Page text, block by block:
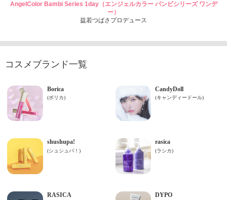
AngelColor Bambi Series 1day（エンジェルカラー バンビシリーズ ワンデ
ー）
益若つばさプロデュース
コスメブランド一覧